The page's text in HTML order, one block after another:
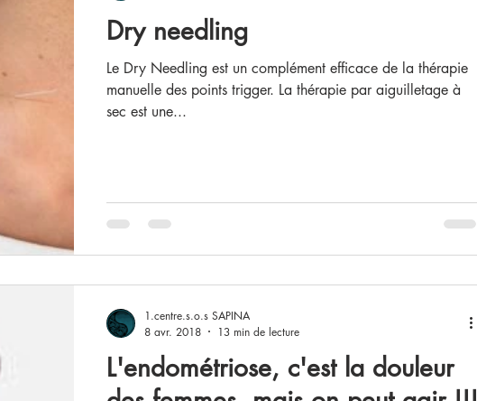
Dry needling
Le Dry Needling est un complément efficace de la thérapie
manuelle des points trigger. La thérapie par aiguilletage à
sec est une...
L'endométriose, c'est la douleur
1.centre.s.o.s SAPINA
8 avr. 2018
13 min de lecture